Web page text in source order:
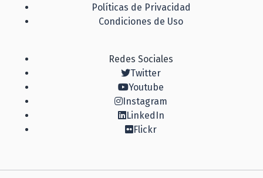
Políticas de Privacidad
Condiciones de Uso
Redes Sociales
Twitter
Youtube
Instagram
LinkedIn
Flickr